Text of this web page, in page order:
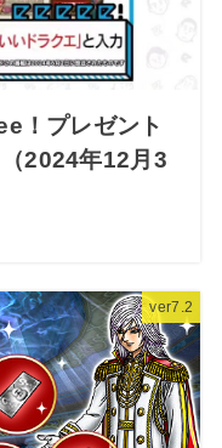
！プレゼント
2024年12月3
ver7.2